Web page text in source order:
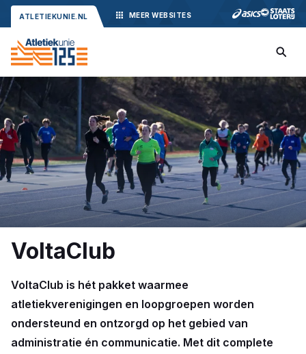
ATLETIEKUNIE.NL MEER WEBSITES
VoltaClub
VoltaClub is hét pakket waarmee
atletiekverenigingen en loopgroepen worden
ondersteund en ontzorgd op het gebied van
administratie én communicatie. Met dit complete